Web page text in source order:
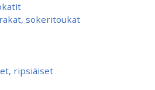
sokeritoukat
ripsiäiset